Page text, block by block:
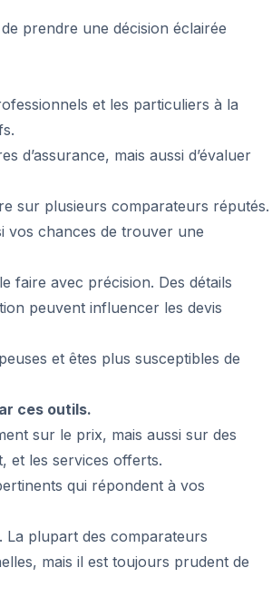
prendre une décision éclairée
et les particuliers à la
d’assurance, mais aussi d’évaluer
sur plusieurs comparateurs réputés.
vos chances de trouver une
faire avec précision. Des détails
peuvent influencer les devis
et êtes plus susceptibles de
ces outils.
sur le prix, mais aussi sur des
et les services offerts.
qui répondent à vos
plupart des comparateurs
mais il est toujours prudent de